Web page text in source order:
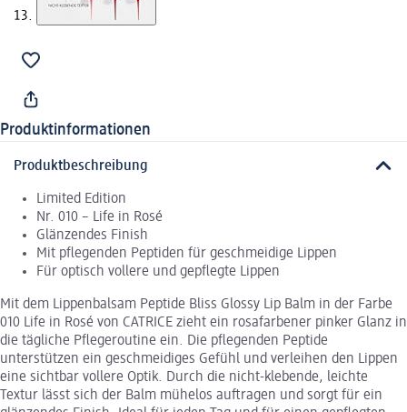
Produktinformationen
Produktbeschreibung
Limited Edition
Nr. 010 – Life in Rosé
Glänzendes Finish
Mit pflegenden Peptiden für geschmeidige Lippen
Für optisch vollere und gepflegte Lippen
Mit dem Lippenbalsam Peptide Bliss Glossy Lip Balm in der Farbe
010 Life in Rosé von CATRICE zieht ein rosafarbener pinker Glanz in
die tägliche Pflegeroutine ein. Die pflegenden Peptide
unterstützen ein geschmeidiges Gefühl und verleihen den Lippen
eine sichtbar vollere Optik. Durch die nicht-klebende, leichte
Textur lässt sich der Balm mühelos auftragen und sorgt für ein